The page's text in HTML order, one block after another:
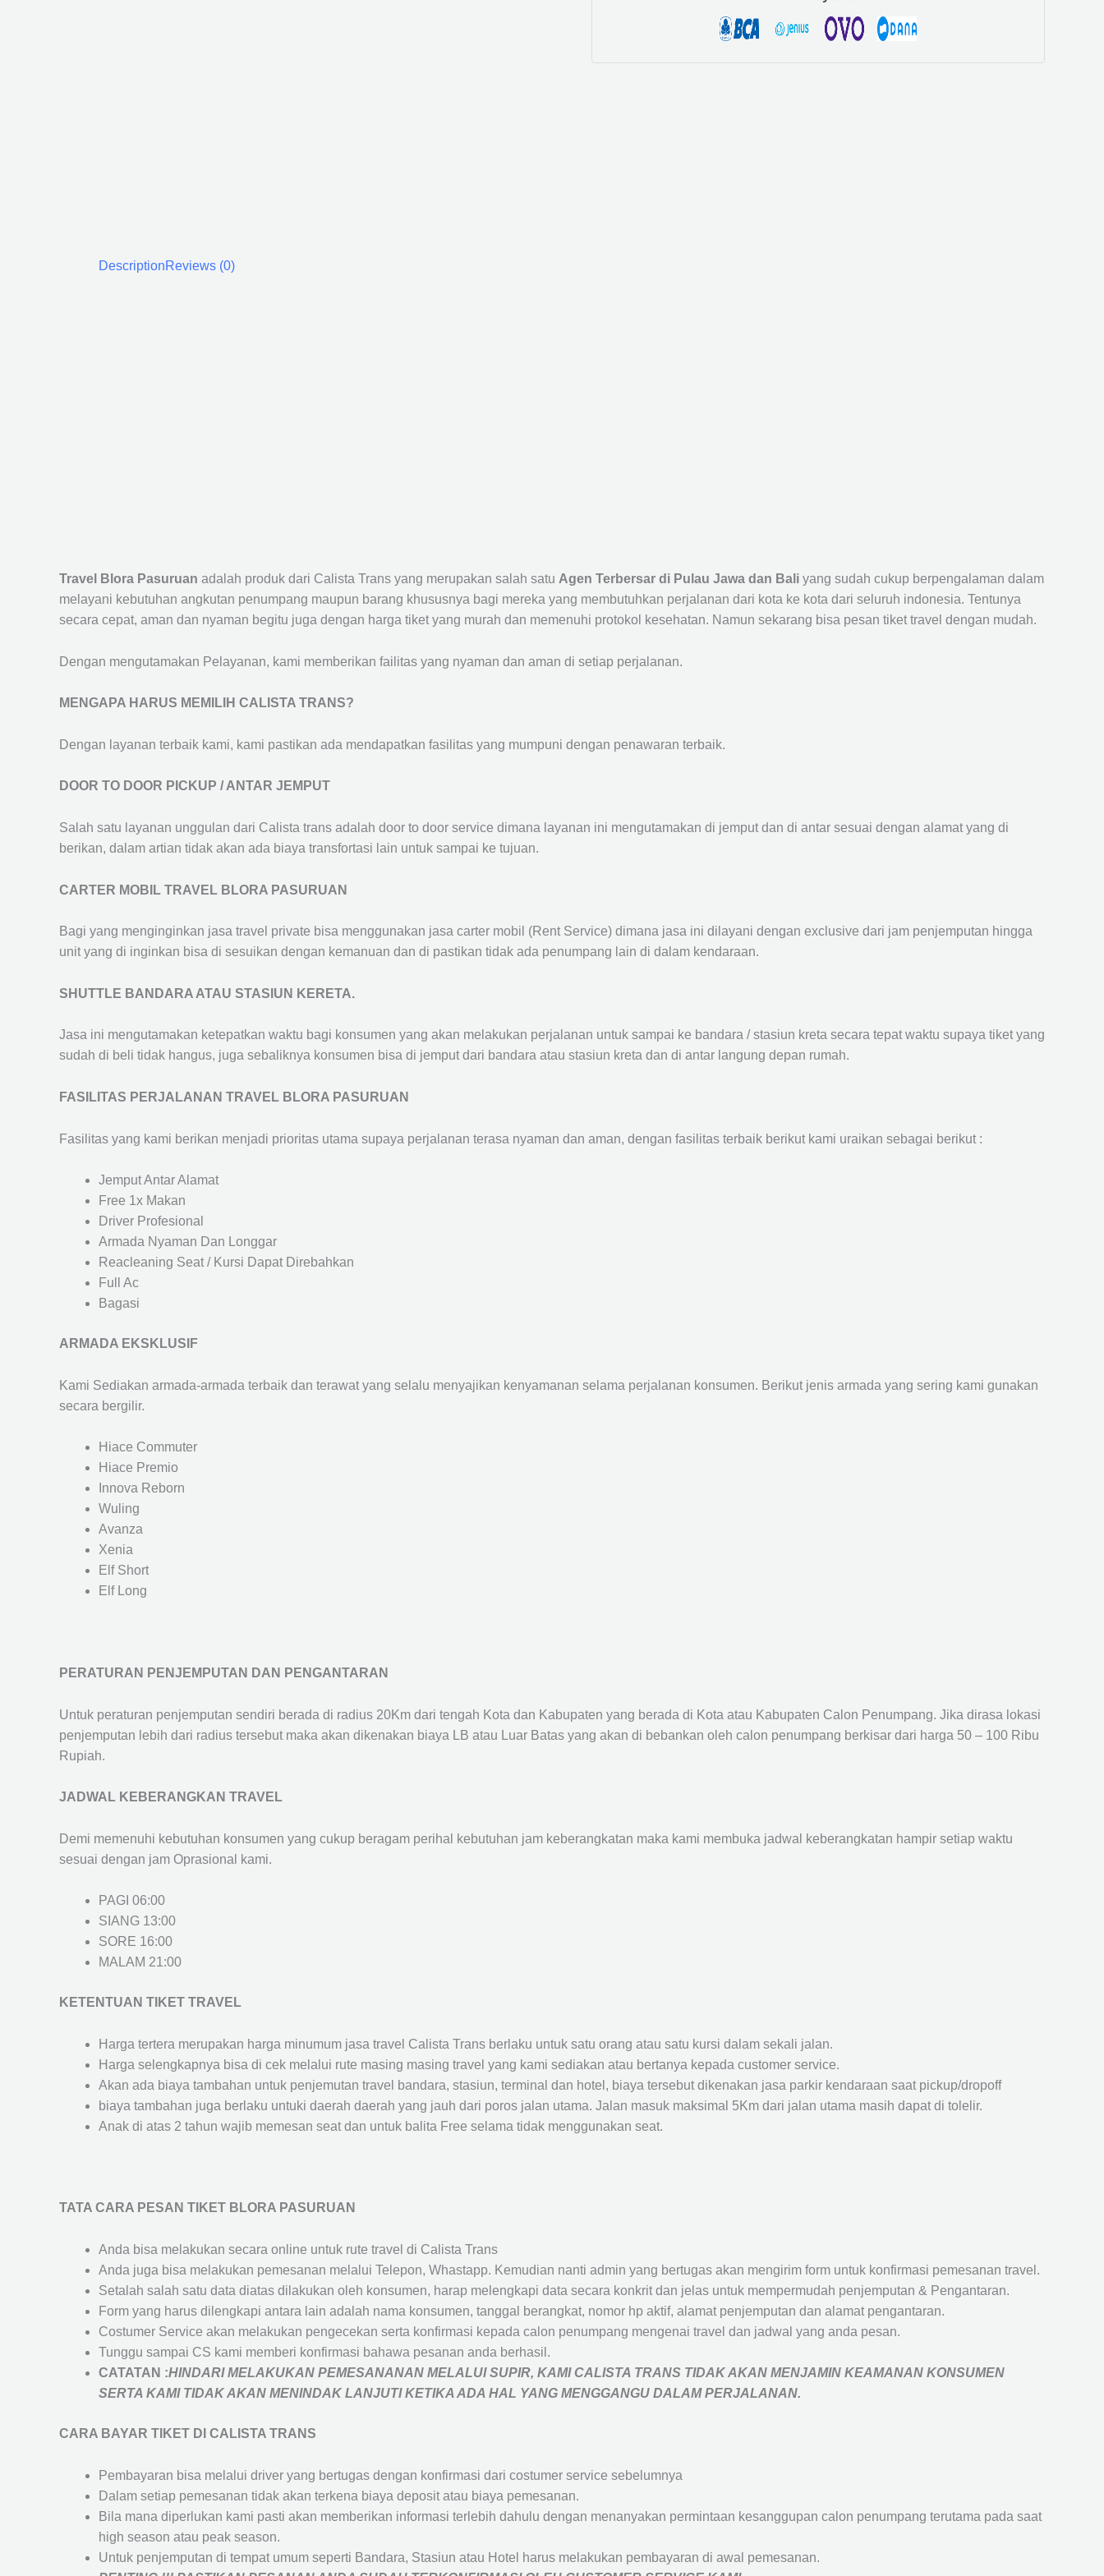
DescriptionReviews (0)
Travel Blora Pasuruan adalah produk dari Calista Trans yang merupakan salah satu Agen Terbersar di Pulau Jawa dan Bali yang sudah cukup berpengalaman dalam
melayani kebutuhan angkutan penumpang maupun barang khususnya bagi mereka yang membutuhkan perjalanan dari kota ke kota dari seluruh indonesia. Tentunya
secara cepat, aman dan nyaman begitu juga dengan harga tiket yang murah dan memenuhi protokol kesehatan. Namun sekarang bisa pesan tiket travel dengan mudah.
Dengan mengutamakan Pelayanan, kami memberikan failitas yang nyaman dan aman di setiap perjalanan.
MENGAPA HARUS MEMILIH CALISTA TRANS?
Dengan layanan terbaik kami, kami pastikan ada mendapatkan fasilitas yang mumpuni dengan penawaran terbaik.
DOOR TO DOOR PICKUP / ANTAR JEMPUT
Salah satu layanan unggulan dari Calista trans adalah door to door service dimana layanan ini mengutamakan di jemput dan di antar sesuai dengan alamat yang di
berikan, dalam artian tidak akan ada biaya transfortasi lain untuk sampai ke tujuan.
CARTER MOBIL TRAVEL BLORA PASURUAN
Bagi yang menginginkan jasa travel private bisa menggunakan jasa carter mobil (Rent Service) dimana jasa ini dilayani dengan exclusive dari jam penjemputan hingga
unit yang di inginkan bisa di sesuikan dengan kemanuan dan di pastikan tidak ada penumpang lain di dalam kendaraan.
SHUTTLE BANDARA ATAU STASIUN KERETA.
Jasa ini mengutamakan ketepatkan waktu bagi konsumen yang akan melakukan perjalanan untuk sampai ke bandara / stasiun kreta secara tepat waktu supaya tiket yang
sudah di beli tidak hangus, juga sebaliknya konsumen bisa di jemput dari bandara atau stasiun kreta dan di antar langung depan rumah.
FASILITAS PERJALANAN TRAVEL BLORA PASURUAN
Fasilitas yang kami berikan menjadi prioritas utama supaya perjalanan terasa nyaman dan aman, dengan fasilitas terbaik berikut kami uraikan sebagai berikut :
Jemput Antar Alamat
Free 1x Makan
Driver Profesional
Armada Nyaman Dan Longgar
Reacleaning Seat / Kursi Dapat Direbahkan
Full Ac
Bagasi
ARMADA EKSKLUSIF
Kami Sediakan armada-armada terbaik dan terawat yang selalu menyajikan kenyamanan selama perjalanan konsumen. Berikut jenis armada yang sering kami gunakan
secara bergilir.
Hiace Commuter
Hiace Premio
Innova Reborn
Wuling
Avanza
Xenia
Elf Short
Elf Long
PERATURAN PENJEMPUTAN DAN PENGANTARAN
Untuk peraturan penjemputan sendiri berada di radius 20Km dari tengah Kota dan Kabupaten yang berada di Kota atau Kabupaten Calon Penumpang. Jika dirasa lokasi
penjemputan lebih dari radius tersebut maka akan dikenakan biaya LB atau Luar Batas yang akan di bebankan oleh calon penumpang berkisar dari harga 50 – 100 Ribu
Rupiah.
JADWAL KEBERANGKAN TRAVEL
Demi memenuhi kebutuhan konsumen yang cukup beragam perihal kebutuhan jam keberangkatan maka kami membuka jadwal keberangkatan hampir setiap waktu
sesuai dengan jam Oprasional kami.
PAGI 06:00
SIANG 13:00
SORE 16:00
MALAM 21:00
KETENTUAN TIKET TRAVEL
Harga tertera merupakan harga minumum jasa travel Calista Trans berlaku untuk satu orang atau satu kursi dalam sekali jalan.
Harga selengkapnya bisa di cek melalui rute masing masing travel yang kami sediakan atau bertanya kepada customer service.
Akan ada biaya tambahan untuk penjemutan travel bandara, stasiun, terminal dan hotel, biaya tersebut dikenakan jasa parkir kendaraan saat pickup/dropoff
biaya tambahan juga berlaku untuki daerah daerah yang jauh dari poros jalan utama. Jalan masuk maksimal 5Km dari jalan utama masih dapat di tolelir.
Anak di atas 2 tahun wajib memesan seat dan untuk balita Free selama tidak menggunakan seat.
TATA CARA PESAN TIKET BLORA PASURUAN
Anda bisa melakukan secara online untuk rute travel di Calista Trans
Anda juga bisa melakukan pemesanan melalui Telepon, Whastapp. Kemudian nanti admin yang bertugas akan mengirim form untuk konfirmasi pemesanan travel.
Setalah salah satu data diatas dilakukan oleh konsumen, harap melengkapi data secara konkrit dan jelas untuk mempermudah penjemputan & Pengantaran.
Form yang harus dilengkapi antara lain adalah nama konsumen, tanggal berangkat, nomor hp aktif, alamat penjemputan dan alamat pengantaran.
Costumer Service akan melakukan pengecekan serta konfirmasi kepada calon penumpang mengenai travel dan jadwal yang anda pesan.
Tunggu sampai CS kami memberi konfirmasi bahawa pesanan anda berhasil.
CATATAN :HINDARI MELAKUKAN PEMESANANAN MELALUI SUPIR, KAMI CALISTA TRANS TIDAK AKAN MENJAMIN KEAMANAN KONSUMEN
SERTA KAMI TIDAK AKAN MENINDAK LANJUTI KETIKA ADA HAL YANG MENGGANGU DALAM PERJALANAN.
CARA BAYAR TIKET DI CALISTA TRANS
Pembayaran bisa melalui driver yang bertugas dengan konfirmasi dari costumer service sebelumnya
Dalam setiap pemesanan tidak akan terkena biaya deposit atau biaya pemesanan.
Bila mana diperlukan kami pasti akan memberikan informasi terlebih dahulu dengan menanyakan permintaan kesanggupan calon penumpang terutama pada saat
high season atau peak season.
Untuk penjemputan di tempat umum seperti Bandara, Stasiun atau Hotel harus melakukan pembayaran di awal pemesanan.